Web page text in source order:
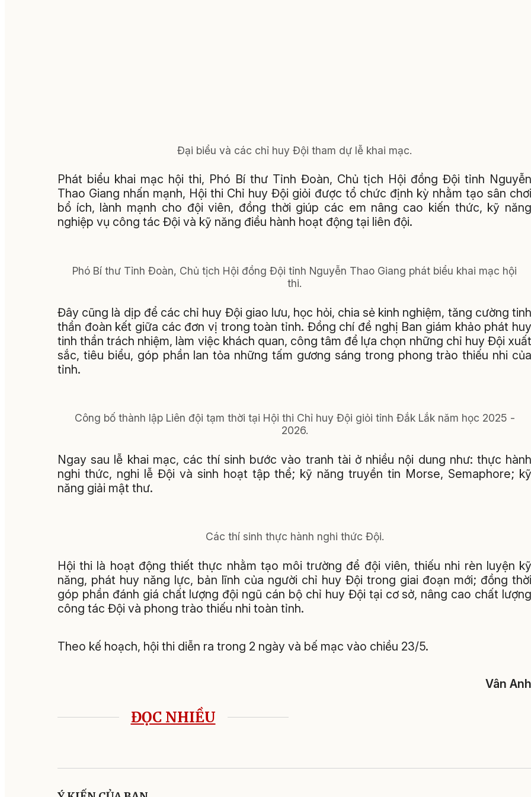
Đại biểu và các chỉ huy Đội tham dự lễ khai mạc.
Phát biểu khai mạc hội thi, Phó Bí thư Tỉnh Đoàn, Chủ tịch Hội đồng Đội tỉnh Nguyễn
Thao Giang nhấn mạnh, Hội thi Chỉ huy Đội giỏi được tổ chức định kỳ nhằm tạo sân chơi
bổ ích, lành mạnh cho đội viên, đồng thời giúp các em nâng cao kiến thức, kỹ năng
nghiệp vụ công tác Đội và kỹ năng điều hành hoạt động tại liên đội.
Phó Bí thư Tỉnh Đoàn, Chủ tịch Hội đồng Đội tỉnh Nguyễn Thao Giang phát biểu khai mạc hội
thi.
Đây cũng là dịp để các chỉ huy Đội giao lưu, học hỏi, chia sẻ kinh nghiệm, tăng cường tinh
thần đoàn kết giữa các đơn vị trong toàn tỉnh. Đồng chí đề nghị Ban giám khảo phát huy
tinh thần trách nhiệm, làm việc khách quan, công tâm để lựa chọn những chỉ huy Đội xuất
sắc, tiêu biểu, góp phần lan tỏa những tấm gương sáng trong phong trào thiếu nhi của
tỉnh.
Công bố thành lập Liên đội tạm thời tại Hội thi Chỉ huy Đội giỏi tỉnh Đắk Lắk năm học 2025 -
2026.
Ngay sau lễ khai mạc, các thí sinh bước vào tranh tài ở nhiều nội dung như: thực hành
nghi thức, nghi lễ Đội và sinh hoạt tập thể; kỹ năng truyền tin Morse, Semaphore; kỹ
năng giải mật thư.
Các thí sinh thực hành nghi thức Đội.
Hội thi là hoạt động thiết thực nhằm tạo môi trường để đội viên, thiếu nhi rèn luyện kỹ
năng, phát huy năng lực, bản lĩnh của người chỉ huy Đội trong giai đoạn mới; đồng thời
góp phần đánh giá chất lượng đội ngũ cán bộ chỉ huy Đội tại cơ sở, nâng cao chất lượng
công tác Đội và phong trào thiếu nhi toàn tỉnh.
Theo kế hoạch, hội thi diễn ra trong 2 ngày và bế mạc vào chiều 23/5.
Vân Anh
ĐỌC NHIỀU